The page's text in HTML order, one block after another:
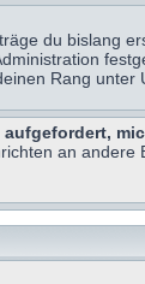
du bislang
Rang unter
an